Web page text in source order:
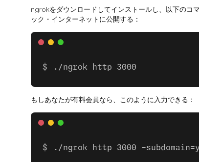
ngrokをダウンロードしてインストールし、以下のコ
ック・インターネットに公開する：
./ngrok http 3000
もしあなたが有料会員なら、このように入力できる：
./ngrok http 3000 -